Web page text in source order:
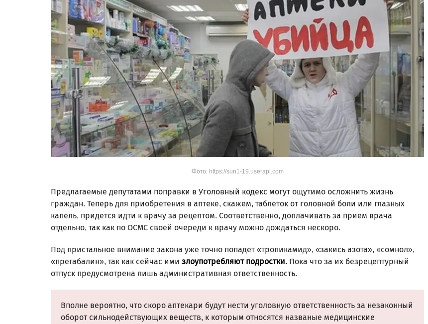
Фото: https://sun1-19.userapi.com
Предлагаемые депутатами поправки в Уголовный кодекс могут ощутимо осложнить жизнь
граждан. Теперь для приобретения в аптеке, скажем, таблеток от головной боли или глазных
капель, придется идти к врачу за рецептом. Соответственно, доплачивать за прием врача
отдельно, так как по ОСМС своей очереди к врачу можно дождаться нескоро.
Под пристальное внимание закона уже точно попадет «тропикамид», «закись азота», «сомнол»,
«прегабалин», так как сейчас ими злоупотребляют подростки. Пока что за их безрецептурный
отпуск предусмотрена лишь административная ответственность.
Вполне вероятно, что скоро аптекари будут нести уголовную ответственность за незаконный
оборот сильнодействующих веществ, к которым относятся названые медицинские